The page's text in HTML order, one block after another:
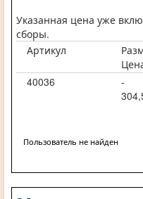
Указанная цена уже
сборы.
Артикул
40036
-
Пользователь не найден